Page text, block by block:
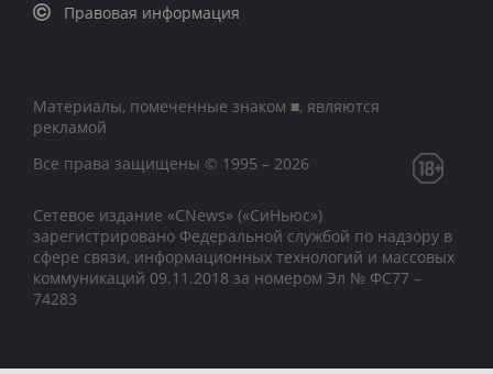
Правовая информация
Материалы, помеченные знаком ■, являются
рекламой
Все права защищены © 1995 – 2026
Сетевое издание «CNews» («СиНьюс»)
зарегистрировано Федеральной службой по надзору в
сфере связи, информационных технологий и массовых
коммуникаций 09.11.2018 за номером Эл № ФС77 –
74283